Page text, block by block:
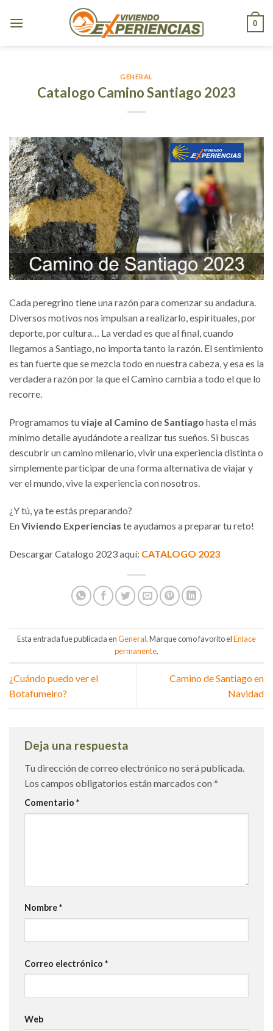
0
GENERAL
Catalogo Camino Santiago 2023
Cada peregrino tiene una razón para comenzar su andadura.
Diversos motivos nos impulsan a realizarlo, espirituales, por
deporte, por cultura… La verdad es que al final, cuando
llegamos a Santiago, no importa tanto la razón. El sentimiento
es tan fuerte que se mezcla todo en nuestra cabeza, y esa es la
verdadera razón por la que el Camino cambia a todo el que lo
recorre.
Programamos tuviaje al Camino de Santiago hasta el más
mínimo detalle ayudándote a realizar tus sueños. Si buscas
descubrir un camino milenario, vivir una experiencia distinta o
simplemente participar de una forma alternativa de viajar y
ver el mundo, vive la experiencia con nosotros.
¿Y tú, ya te estás preparando?
EnViviendo Experiencias te ayudamos a preparar tu reto!
Descargar Catalogo 2023 aquí: CATALOGO 2023
Esta entrada fue publicada enGeneral. Marque como favorito elEnlace
permanente.
¿Cuándo puedo ver el
Botafumeiro?
Camino de Santiago en
Navidad
Deja una respuesta
Tu dirección de correo electrónico no será publicada.
Los campos obligatorios están marcados con *
Comentario *
Nombre*
Correo electrónico *
Web